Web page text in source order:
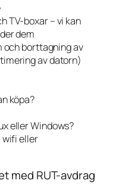
TV-boxar – vi kan
dem
och borttagning av
av datorn)
köpa?
eller Windows?
wifi eller
med RUT-avdrag